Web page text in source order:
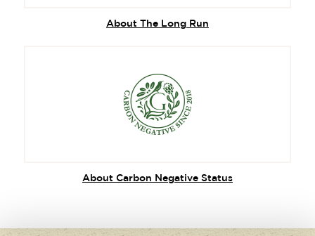
About The Long Run
About Carbon Negative Status